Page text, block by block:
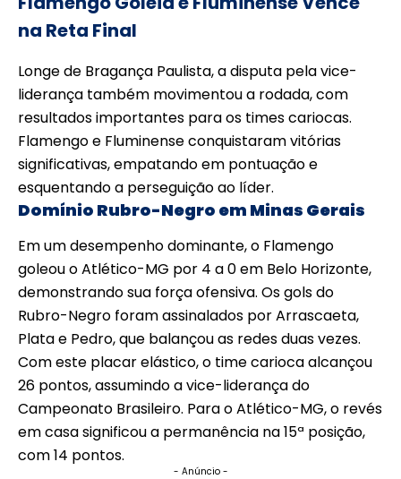
na Reta Final
Longe de Bragança Paulista, a disputa pela vice-
liderança também movimentou a rodada, com
resultados importantes para os times cariocas.
Flamengo e Fluminense conquistaram vitórias
significativas, empatando em pontuação e
esquentando a perseguição ao líder.
Domínio Rubro-Negro em Minas Gerais
Em um desempenho dominante, o Flamengo
goleou o Atlético-MG por 4 a 0 em Belo Horizonte,
demonstrando sua força ofensiva. Os gols do
Rubro-Negro foram assinalados por Arrascaeta,
Plata e Pedro, que balançou as redes duas vezes.
Com este placar elástico, o time carioca alcançou
26 pontos, assumindo a vice-liderança do
Campeonato Brasileiro. Para o Atlético-MG, o revés
em casa significou a permanência na 15ª posição,
com 14 pontos.
- Anúncio -